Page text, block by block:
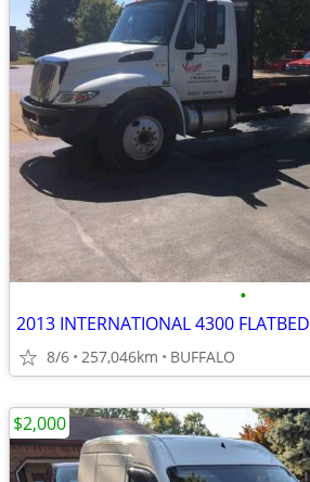
•
2013 INTERNATIONAL 4300 FLATBED
8/6 257,046km BUFFALO
$2,000